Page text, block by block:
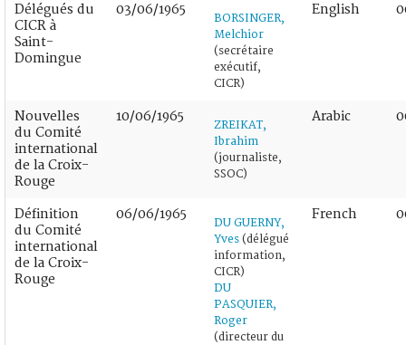
Délégués du
CICR à
Saint-
Domingue
03/06/1965
BORSINGER,
Melchior
(secrétaire
exécutif,
CICR)
English
Nouvelles
du Comité
international
de la Croix-
Rouge
10/06/1965
ZREIKAT,
Ibrahim
(journaliste,
SSOC)
Arabic
Définition
du Comité
international
de la Croix-
Rouge
06/06/1965
DU GUERNY,
Yves (délégué
information,
CICR)
DU
PASQUIER,
Roger
(directeur du
French